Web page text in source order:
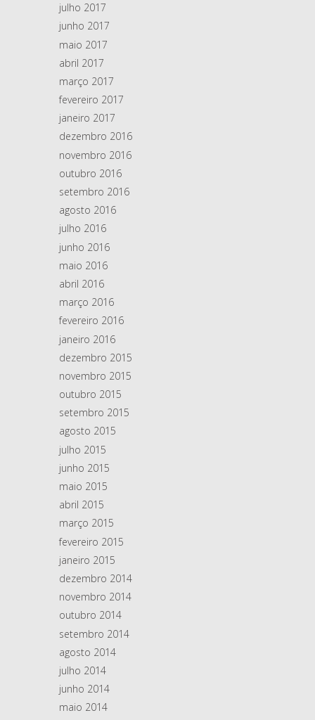
julho 2017
junho 2017
maio 2017
abril 2017
março 2017
fevereiro 2017
janeiro 2017
dezembro 2016
novembro 2016
outubro 2016
setembro 2016
agosto 2016
julho 2016
junho 2016
maio 2016
abril 2016
março 2016
fevereiro 2016
janeiro 2016
dezembro 2015
novembro 2015
outubro 2015
setembro 2015
agosto 2015
julho 2015
junho 2015
maio 2015
abril 2015
março 2015
fevereiro 2015
janeiro 2015
dezembro 2014
novembro 2014
outubro 2014
setembro 2014
agosto 2014
julho 2014
junho 2014
maio 2014